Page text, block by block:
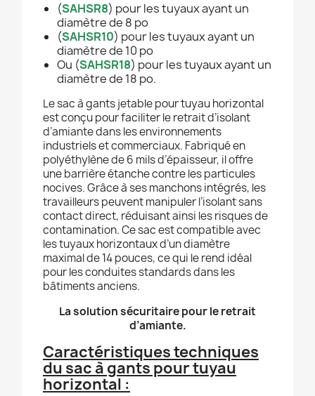
(SAHSR8) pour les tuyaux ayant un
diamètre de 8 po
(SAHSR10) pour les tuyaux ayant un
diamètre de 10 po
Ou (SAHSR18) pour les tuyaux ayant un
diamètre de 18 po.
Le sac à gants jetable pour tuyau horizontal
est conçu pour faciliter le retrait d’isolant
d’amiante dans les environnements
industriels et commerciaux. Fabriqué en
polyéthylène de 6 mils d’épaisseur, il offre
une barrière étanche contre les particules
nocives. Grâce à ses manchons intégrés, les
travailleurs peuvent manipuler l’isolant sans
contact direct, réduisant ainsi les risques de
contamination. Ce sac est compatible avec
les tuyaux horizontaux d’un diamètre
maximal de 14 pouces, ce qui le rend idéal
pour les conduites standards dans les
bâtiments anciens.
La solution sécuritaire pour le retrait
d’amiante.
Caractéristiques techniques
du sac à gants pour tuyau
horizontal :